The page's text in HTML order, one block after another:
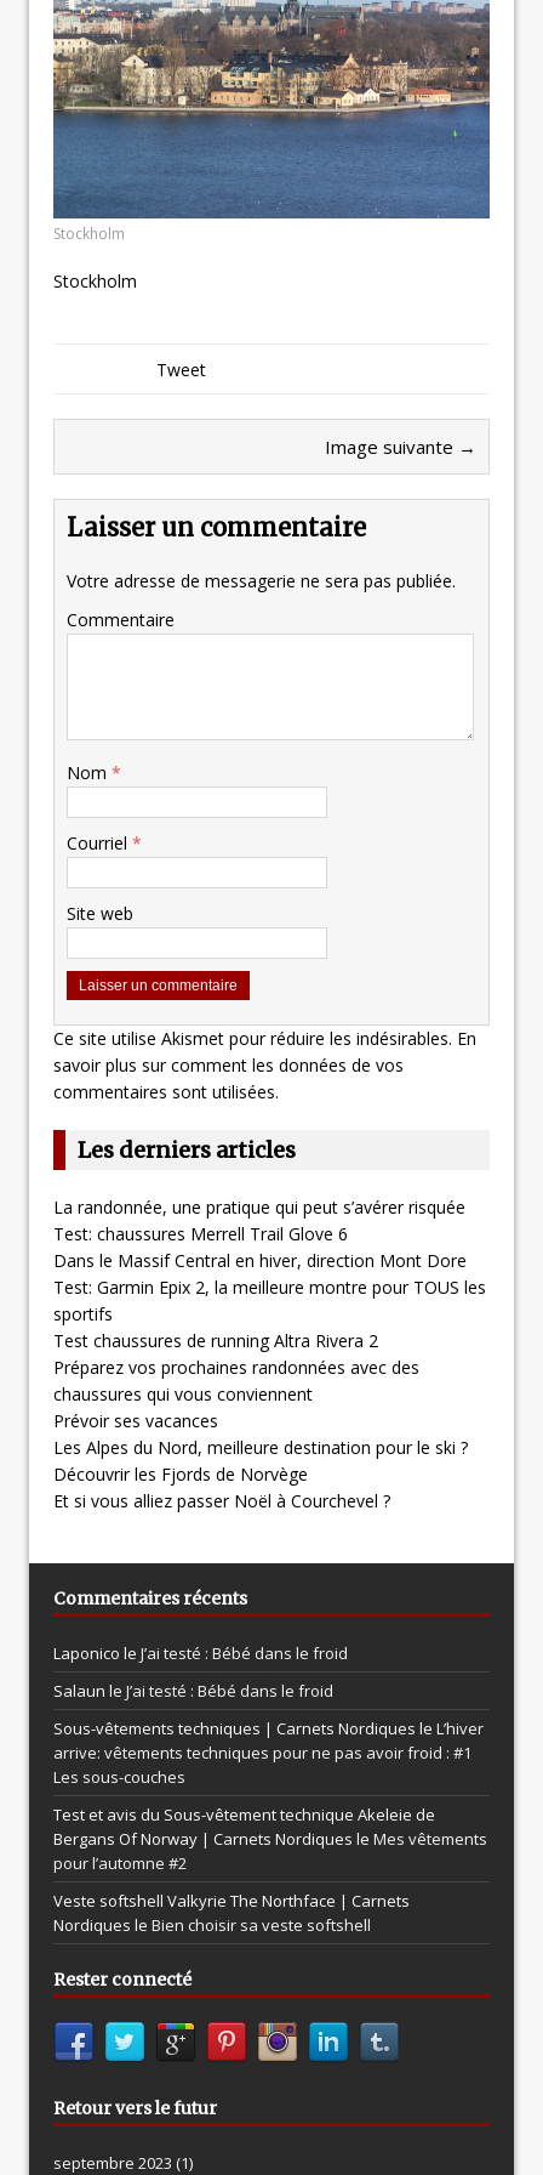
Stockholm
Stockholm
Tweet
Image suivante →
Laisser un commentaire
Votre adresse de messagerie ne sera pas publiée.
Commentaire
Nom *
Courriel *
Site web
Ce site utilise Akismet pour réduire les indésirables. En
savoir plus sur comment les données de vos
commentaires sont utilisées.
Les derniers articles
La randonnée, une pratique qui peut s’avérer risquée
Test: chaussures Merrell Trail Glove 6
Dans le Massif Central en hiver, direction Mont Dore
Test: Garmin Epix 2, la meilleure montre pour TOUS les
sportifs
Test chaussures de running Altra Rivera 2
Préparez vos prochaines randonnées avec des
chaussures qui vous conviennent
Prévoir ses vacances
Les Alpes du Nord, meilleure destination pour le ski ?
Découvrir les Fjords de Norvège
Et si vous alliez passer Noël à Courchevel ?
Commentaires récents
Laponico le J’ai testé : Bébé dans le froid
Salaun le J’ai testé : Bébé dans le froid
Sous-vêtements techniques | Carnets Nordiques le L’hiver
arrive: vêtements techniques pour ne pas avoir froid : #1
Les sous-couches
Test et avis du Sous-vêtement technique Akeleie de
Bergans Of Norway | Carnets Nordiques le Mes vêtements
pour l’automne #2
Veste softshell Valkyrie The Northface | Carnets
Nordiques le Bien choisir sa veste softshell
Rester connecté
Retour vers le futur
septembre 2023 (1)